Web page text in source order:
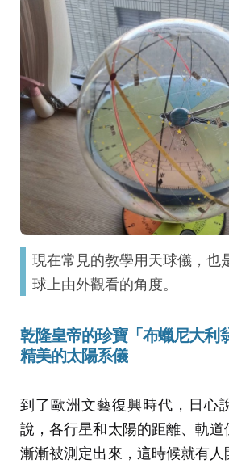
現在常見的教學用天球儀，也
球上由外觀看的角度。
乾隆皇帝的珍寶「布蠟尼大利
精美的太陽系儀
到了歐洲文藝復興時代，日心
說，各行星和太陽的距離、軌
漸漸被測定出來，這時候就有